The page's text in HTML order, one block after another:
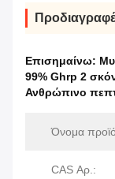
Επισημαίνω:
99% Ghrp 2
Ανθρώπινο
Όνομα
CAS Αρ.: